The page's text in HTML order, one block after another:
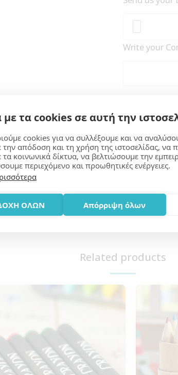
Write your
Learn More
pieces.
Related products
με τα cookies σε αυτή την
cookies για να συλλέξουμε και να
την απόδοση και τη χρήση της ιστοσελίδας, να
τα κοινωνικά δίκτυα, να βελτιώσουμε την
περιεχόμενο και προωθητικές ενέργειες.
ΟΛΩΝ Απόρριψη όλων